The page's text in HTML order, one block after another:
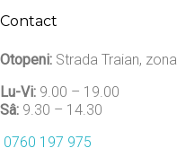
Contact
Otopeni: Strada Traian,
Lu-Vi: 9.00 – 19.00
Sâ: 9.30 – 14.30
0760 197 975